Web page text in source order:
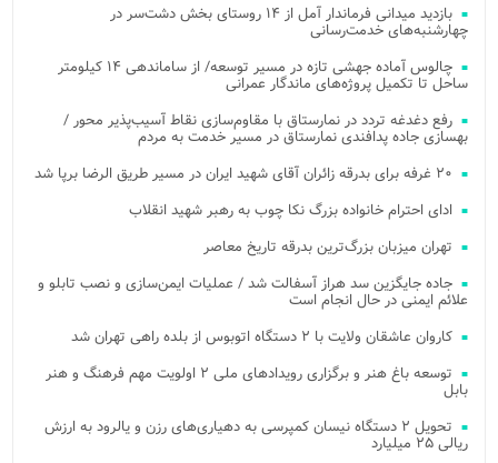
بازدید میدانی فرماندار آمل از ۱۴ روستای بخش دشت‌سر در
چهارشنبه‌های خدمت‌رسانی
چالوس آماده جهشی تازه در مسیر توسعه/ از ساماندهی ۱۴ کیلومتر
ساحل تا تکمیل پروژه‌های ماندگار عمرانی
رفع دغدغه تردد در نمارستاق با مقاوم‌سازی نقاط آسیب‌پذیر محور /
بهسازی جاده پدافندی نمارستاق در مسیر خدمت به مردم
۲۰ غرفه برای بدرقه زائران آقای شهید ایران در مسیر طریق الرضا برپا شد
ادای احترام خانواده بزرگ نکا چوب به رهبر شهید انقلاب
تهران میزبان بزرگ‌ترین بدرقه تاریخ معاصر
جاده جایگزین سد هراز آسفالت شد / عملیات ایمن‌سازی و نصب تابلو و
علائم ایمنی در حال انجام است
کاروان عاشقان ولایت با ۲ دستگاه اتوبوس از بلده راهی تهران شد
توسعه باغ هنر و برگزاری رویدادهای ملی ۲ اولویت مهم فرهنگ و هنر
بابل
تحویل ۲ دستگاه نیسان کمپرسی به دهیاری‌های رزن و یالرود به ارزش
ریالی ۲۵ میلیارد